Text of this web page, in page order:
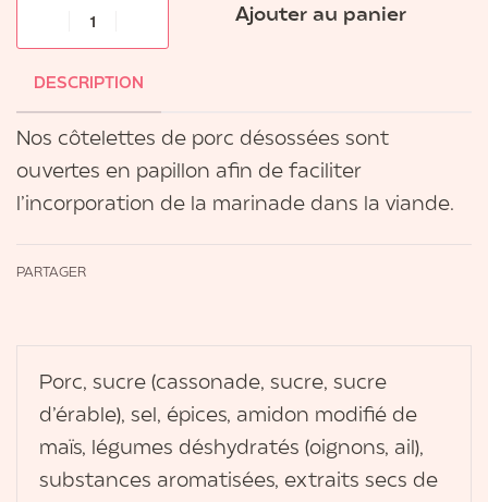
Ajouter au panier
DESCRIPTION
Nos côtelettes de porc désossées sont
ouvertes en papillon afin de faciliter
l’incorporation de la marinade dans la viande.
PARTAGER
Porc, sucre (cassonade, sucre, sucre
d’érable), sel, épices, amidon modifié de
maïs, légumes déshydratés (oignons, ail),
substances aromatisées, extraits secs de